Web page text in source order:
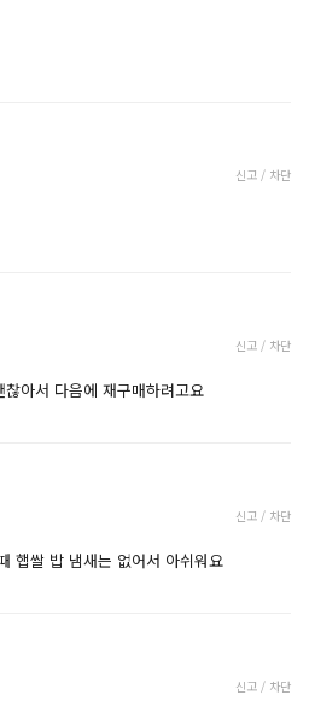
신고 / 차단
신고 / 차단
아서 다음에 재구매하려고요
신고 / 차단
햅쌀 밥 냄새는 없어서 아쉬워요
신고 / 차단